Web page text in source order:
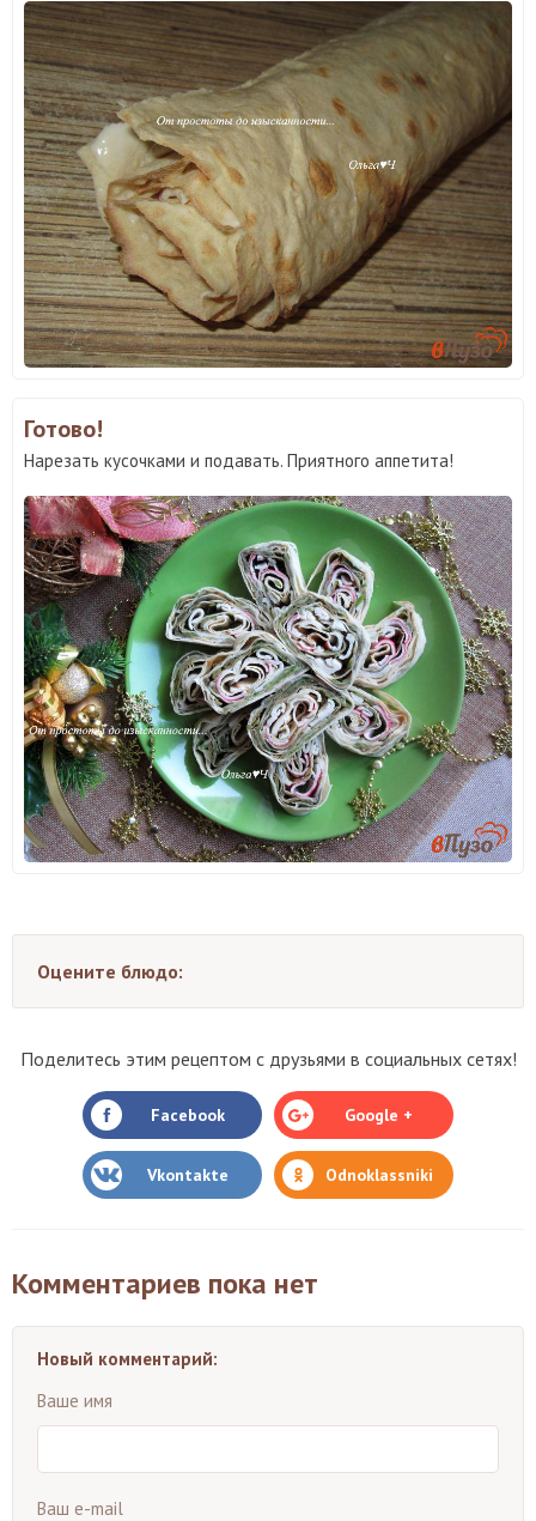
Готово!
Нарезать кусочками и подавать. Приятного аппетита!
Оцените блюдо:
Поделитесь этим рецептом с друзьями в социальных сетях!
Facebook Google +
Vkontakte Odnoklassniki
Комментариев пока нет
Новый комментарий:
Ваше имя
Ваш e-mail